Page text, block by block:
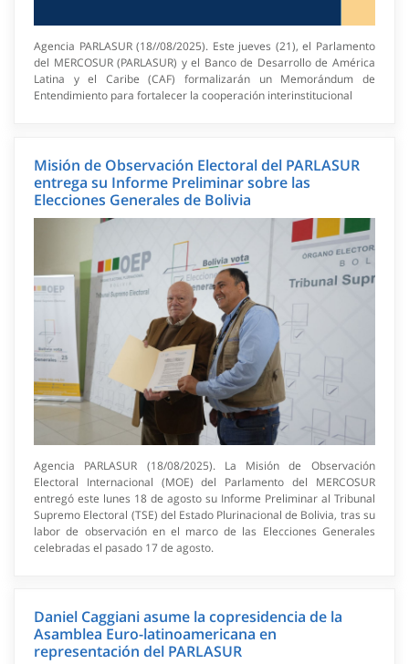
Agencia PARLASUR (18//08/2025). Este jueves (21), el Parlamento
del MERCOSUR (PARLASUR) y el Banco de Desarrollo de América
Latina y el Caribe (CAF) formalizarán un Memorándum de
Entendimiento para fortalecer la cooperación interinstitucional
Misión de Observación Electoral del PARLASUR
entrega su Informe Preliminar sobre las
Elecciones Generales de Bolivia
Agencia PARLASUR (18/08/2025). La Misión de Observación
Electoral Internacional (MOE) del Parlamento del MERCOSUR
entregó este lunes 18 de agosto su Informe Preliminar al Tribunal
Supremo Electoral (TSE) del Estado Plurinacional de Bolivia, tras su
labor de observación en el marco de las Elecciones Generales
celebradas el pasado 17 de agosto.
Daniel Caggiani asume la copresidencia de la
Asamblea Euro-latinoamericana en
representación del PARLASUR